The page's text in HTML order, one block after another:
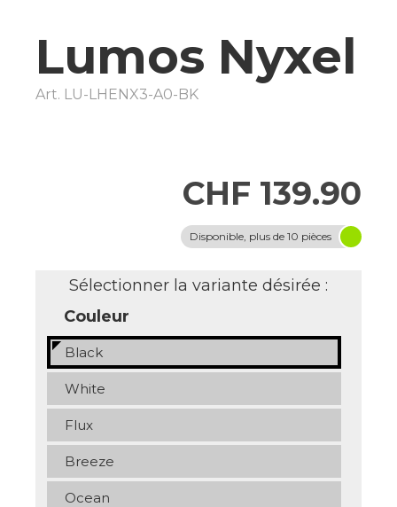
Lumos Nyxel
Art. LU-LHENX3-A0-BK
CHF 139.90
Disponible, plus de 10 pièces
Sélectionner la variante désirée :
Couleur
Black
White
Flux
Breeze
Ocean